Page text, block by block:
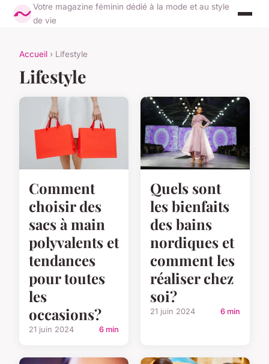
Votre magazine féminin dédié à la mode et au style
de vie
Accueil › Lifestyle
Lifestyle
Comment
choisir des
sacs à main
polyvalents et
tendances
pour toutes
les
occasions?
21 juin 2024 6 min
Quels sont
les bienfaits
des bains
nordiques et
comment les
réaliser chez
soi?
21 juin 2024 6 min